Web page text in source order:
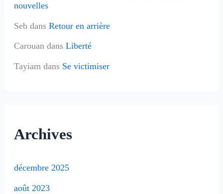
nouvelles
Seb dansRetour en arrière
Carouan dansLiberté
Tayiam dans Se victimiser
Archives
décembre 2025
août 2023